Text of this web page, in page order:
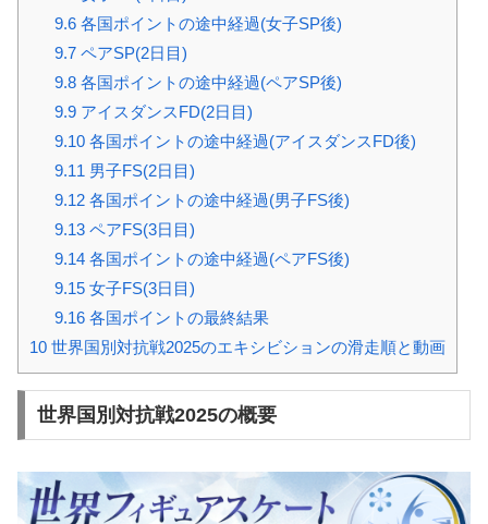
9.6各国ポイントの途中経過(女子SP後)
9.7ペアSP(2日目)
9.8各国ポイントの途中経過(ペアSP後)
9.9アイスダンスFD(2日目)
9.10各国ポイントの途中経過(アイスダンスFD後)
9.11 男子FS(2日目)
9.12各国ポイントの途中経過(男子FS後)
9.13ペアFS(3日目)
9.14各国ポイントの途中経過(ペアFS後)
9.15女子FS(3日目)
9.16各国ポイントの最終結果
10 世界国別対抗戦2025のエキシビションの滑走順と動画
世界国別対抗戦2025の概要